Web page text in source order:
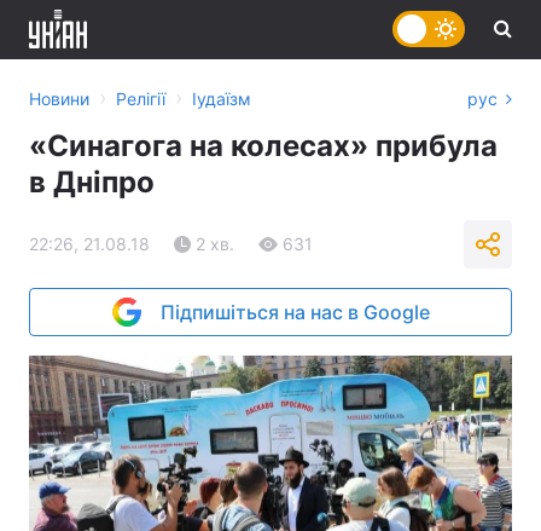
Новини › Релігії › Іудаїзм рус
«Синагога на колесах» прибула
в Дніпро
22:26, 21.08.18 2 хв. 631
Підпишіться на нас в Google